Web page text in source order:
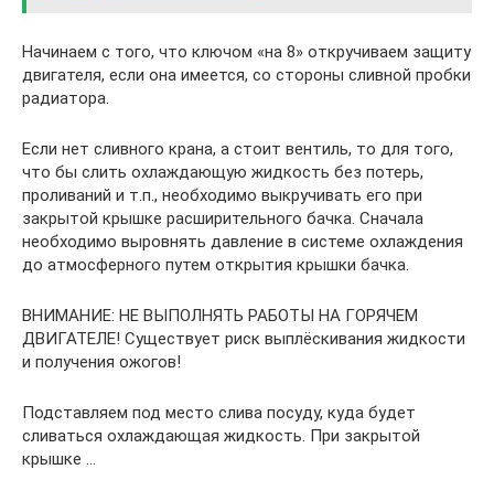
Начинаем с того, что ключом «на 8» откручиваем защиту
двигателя, если она имеется, со стороны сливной пробки
радиатора.
Если нет сливного крана, а стоит вентиль, то для того,
что бы слить охлаждающую жидкость без потерь,
проливаний и т.п., необходимо выкручивать его при
закрытой крышке расширительного бачка. Сначала
необходимо выровнять давление в системе охлаждения
до атмосферного путем открытия крышки бачка.
ВНИМАНИЕ: НЕ ВЫПОЛНЯТЬ РАБОТЫ НА ГОРЯЧЕМ
ДВИГАТЕЛЕ! Существует риск выплёскивания жидкости
и получения ожогов!
Подставляем под место слива посуду, куда будет
сливаться охлаждающая жидкость. При закрытой
крышке …